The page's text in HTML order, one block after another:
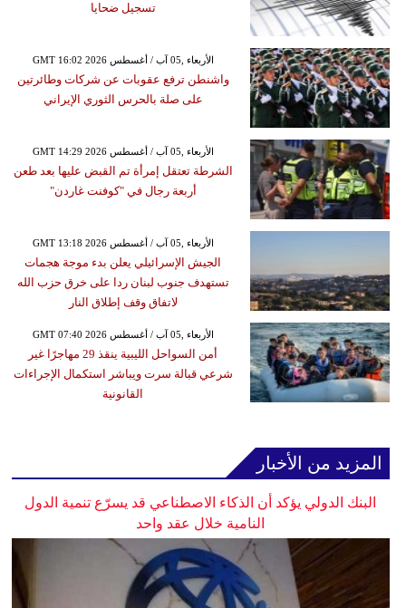
تسجيل ضحايا
GMT 16:02 2026 الأربعاء ,05 آب / أغسطس
واشنطن ترفع عقوبات عن شركات وطائرتين
على صلة بالحرس الثوري الإيراني
GMT 14:29 2026 الأربعاء ,05 آب / أغسطس
الشرطة تعتقل إمرأة تم القبض عليها بعد طعن
أربعة رجال في "كوفنت غاردن"
GMT 13:18 2026 الأربعاء ,05 آب / أغسطس
الجيش الإسرائيلي يعلن بدء موجة هجمات
تستهدف جنوب لبنان ردا على خرق حزب الله
لاتفاق وقف إطلاق النار
GMT 07:40 2026 الأربعاء ,05 آب / أغسطس
أمن السواحل الليبية ينقذ 29 مهاجرًا غير
شرعي قبالة سرت ويباشر استكمال الإجراءات
القانونية
المزيد من الأخبار
البنك الدولي يؤكد أن الذكاء الاصطناعي قد يسرّع تنمية الدول
النامية خلال عقد واحد